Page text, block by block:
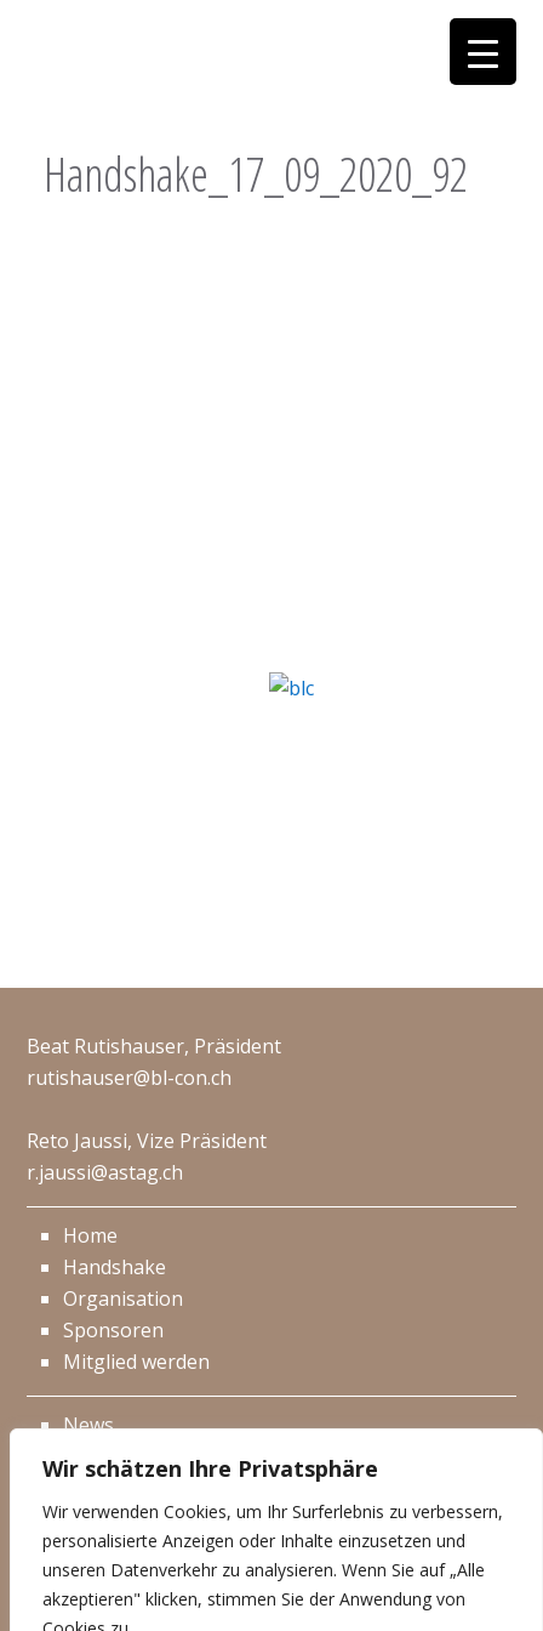
Wir schätzen Ihre Privatsphäre
Wir verwenden Cookies, um Ihr Surferlebnis zu verbessern,
personalisierte Anzeigen oder Inhalte einzusetzen und
unseren Datenverkehr zu analysieren. Wenn Sie auf „Alle
akzeptieren" klicken, stimmen Sie der Anwendung von
Handshake_17_09_2020_92
Beat Rutishauser, Präsident
rutishauser@bl-con.ch
Reto Jaussi, Vize Präsident
r.jaussi@astag.ch
Home
Handshake
Organisation
Sponsoren
Mitglied werden
News
Events
Kontakt
Impressum
Datenschutzerklärung